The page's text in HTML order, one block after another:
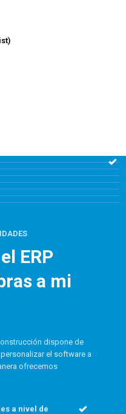
ERP
a mi
dispone de
el software a
ofrecemos
a nivel de